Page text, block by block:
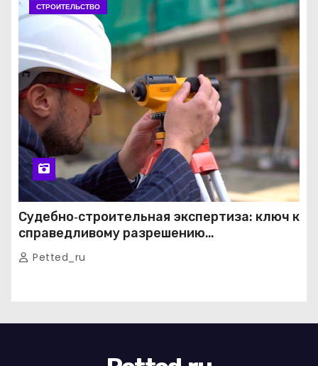
СТРОИТЕЛЬСТВО
Судебно‑строительная экспертиза: ключ к
справедливому разрешению
строительных споров
Petted_ru